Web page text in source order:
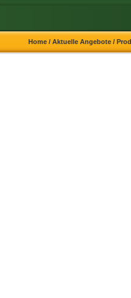
Home /Aktuelle Angebote /